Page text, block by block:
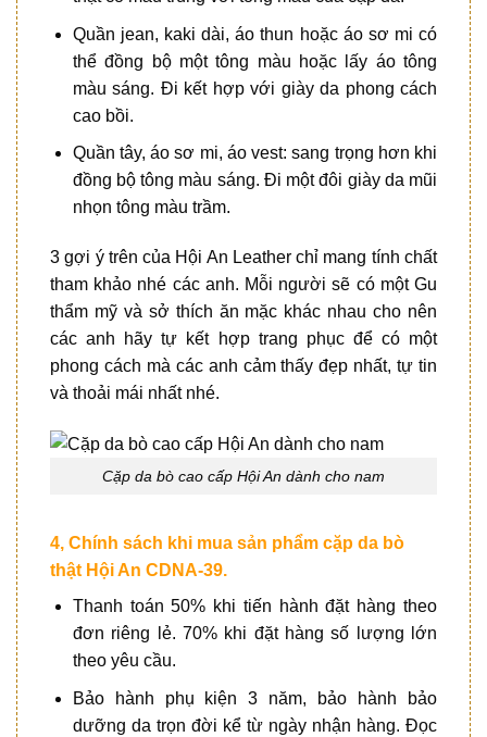
Quần jean, kaki dài, áo thun hoặc áo sơ mi có
thể đồng bộ một tông màu hoặc lấy áo tông
màu sáng. Đi kết hợp với giày da phong cách
cao bồi.
Quần tây, áo sơ mi, áo vest: sang trọng hơn khi
đồng bộ tông màu sáng. Đi một đôi giày da mũi
nhọn tông màu trầm.
3 gợi ý trên của Hội An Leather chỉ mang tính chất
tham khảo nhé các anh. Mỗi người sẽ có một Gu
thẩm mỹ và sở thích ăn mặc khác nhau cho nên
các anh hãy tự kết hợp trang phục để có một
phong cách mà các anh cảm thấy đẹp nhất, tự tin
và thoải mái nhất nhé.
Cặp da bò cao cấp Hội An dành cho nam
4, Chính sách khi mua sản phẩm cặp da bò
thật Hội An CDNA-39.
Thanh toán 50% khi tiến hành đặt hàng theo
đơn riêng lẻ. 70% khi đặt hàng số lượng lớn
theo yêu cầu.
Bảo hành phụ kiện 3 năm, bảo hành bảo
dưỡng da trọn đời kể từ ngày nhận hàng. Đọc